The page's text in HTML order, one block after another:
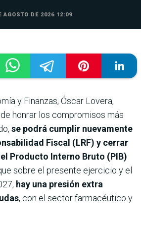
AGOSTO DE 2026 12:09
y Finanzas, Óscar Lovera,
honrar los compromisos más
se podrá cumplir nuevamente
Fiscal (LRF) y cerrar
Producto Interno Bruto (PIB)
sobre el presente ejercicio y el
hay una presión extra
, con el sector farmacéutico y